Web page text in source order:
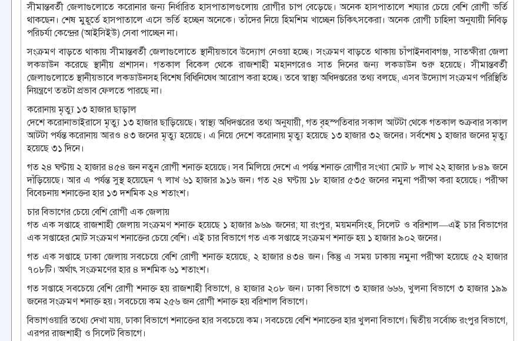
সীমান্তবর্তী জেলাগুলোতে করোনার জন্য নির্ধারিত হাসপাতালগুলোয় রোগীর চাপ বেড়েছে। অনেক হাসপাতালে শয্যার চেয়ে বেশি রোগী ভর্তি
থাকছেন। শেষ মুহূর্তে হাসপাতালে এসে ভর্তি হচ্ছেন অনেকে। তাঁদের নিয়ে হিমশিম খাচ্ছেন চিকিৎসকেরা। অনেক রোগী চাহিদা অনুযায়ী নিবিড়
পরিচর্যা কেন্দ্রের (আইসিইউ) সেবা পাচ্ছেন না।
সংক্রমণ বাড়তে থাকায় সীমান্তবর্তী জেলাগুলোতে স্থানীয়ভাবে উদ্যোগ নেওয়া হচ্ছে। সংক্রমণ বাড়তে থাকায় চাঁপাইনবাবগঞ্জ, সাতক্ষীরা জেলা
লকডাউন করেছে স্থানীয় প্রশাসন। গতকাল বিকেল থেকে রাজশাহী মহানগরেও সাত দিনের জন্য লকডাউন শুরু হয়েছে। সীমান্তবর্তী
জেলাগুলোতে স্থানীয়ভাবে লকডাউনসহ বিশেষ বিধিনিষেধ আরোপ করা হচ্ছে। তবে স্বাস্থ্য অধিদপ্তরের তথ্য বলছে, এসব উদ্যোগ সংক্রমণ পরিস্থিতি
নিয়ন্ত্রণে ততটা প্রভাব ফেলতে পারছে না।
করোনায় মৃত্যু ১৩ হাজার ছাড়াল
দেশে করোনাভাইরাসে মৃত্যু ১৩ হাজার ছাড়িয়েছে। স্বাস্থ্য অধিদপ্তরের তথ্য অনুযায়ী, গত বৃহস্পতিবার সকাল আটটা থেকে গতকাল শুক্রবার সকাল
আটটা পর্যন্ত করোনায় আরও ৪৩ জনের মৃত্যু হয়েছে। এ নিয়ে দেশে করোনায় মৃত্যু হয়েছে ১৩ হাজার ৩২ জনের। সর্বশেষ ১ হাজার জনের মৃত্যু
হয়েছে ৩১ দিনে।
গত ২৪ ঘণ্টায় ২ হাজার ৪৫৪ জন নতুন রোগী শনাক্ত হয়েছে। সব মিলিয়ে দেশে এ পর্যন্ত শনাক্ত রোগীর সংখ্যা মোট ৮ লাখ ২২ হাজার ৮৪৯ জনে
দাঁড়িয়েছে। আর এ পর্যন্ত সুস্থ হয়েছেন ৭ লাখ ৬১ হাজার ৯১৬ জন। গত ২৪ ঘণ্টায় ১৮ হাজার ৫৩৫ জনের নমুনা পরীক্ষা করা হয়েছে। পরীক্ষা
বিবেচনায় শনাক্তের হার ১৩ দশমিক ২৪ শতাংশ।
চার বিভাগের চেয়ে বেশি রোগী এক জেলায়
গত এক সপ্তাহে রাজশাহী জেলায় সংক্রমণ শনাক্ত হয়েছে ১ হাজার ৯৬৯ জনের; যা রংপুর, ময়মনসিংহ, সিলেট ও বরিশাল—এই চার বিভাগের
এক সপ্তাহের মোট সংক্রমণ শনাক্তের চেয়ে বেশি। এই চার বিভাগে গত এক সপ্তাহে সংক্রমণ শনাক্ত হয় ১ হাজার ৯০২ জনের।
গত এক সপ্তাহে ঢাকা জেলায় সবচেয়ে বেশি রোগী শনাক্ত হয়েছে, ২ হাজার ৪৩৪ জন। কিন্তু এ সময় ঢাকায় নমুনা পরীক্ষা হয়েছে ৫২ হাজার
৭০৮টি। অর্থাৎ সংক্রমণের হার ৪ দশমিক ৬১ শতাংশ।
গত সপ্তাহে সবচেয়ে বেশি রোগী শনাক্ত হয় রাজশাহী বিভাগে, ৪ হাজার ২০৮ জন। ঢাকা বিভাগে ৩ হাজার ৬৬৬, খুলনা বিভাগে ৩ হাজার ১৯৯
জনের সংক্রমণ শনাক্ত হয়। সবচেয়ে কম ২৫৬ জন রোগী শনাক্ত হয় বরিশাল বিভাগে।
বিভাগওয়ারি তথ্যে দেখা যায়, ঢাকা বিভাগে শনাক্তের হার সবচেয়ে কম। সবচেয়ে বেশি শনাক্তের হার খুলনা বিভাগে। দ্বিতীয় সর্বোচ্চ রংপুর বিভাগে,
এরপর রাজশাহী ও সিলেট বিভাগে।